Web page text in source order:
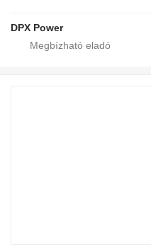
DPX Power